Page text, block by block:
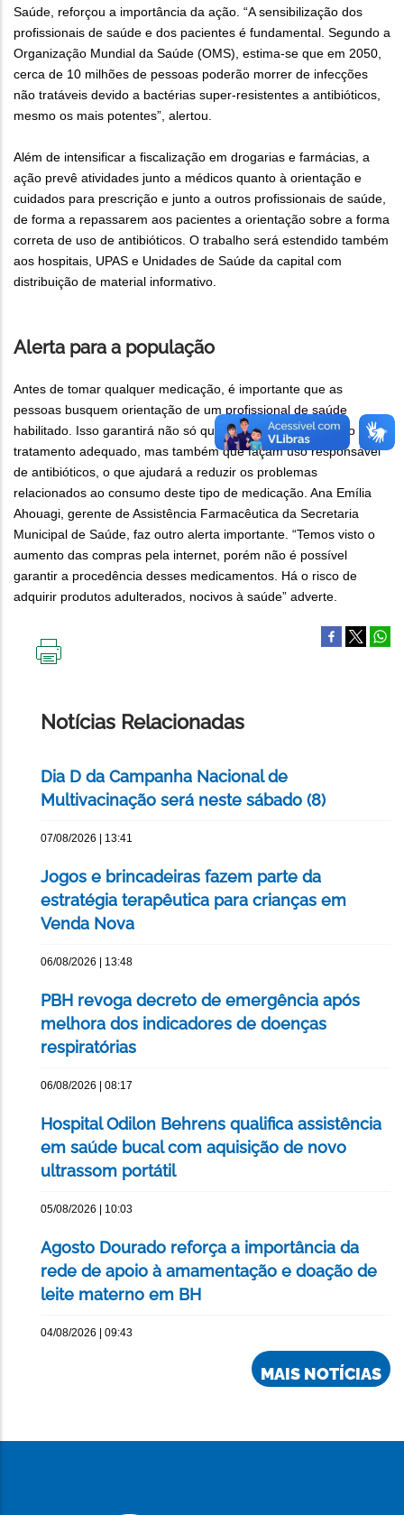
Saúde, reforçou a importância da ação. “A sensibilização dos
profissionais de saúde e dos pacientes é fundamental. Segundo a
Organização Mundial da Saúde (OMS), estima-se que em 2050,
cerca de 10 milhões de pessoas poderão morrer de infecções
não tratáveis devido a bactérias super-resistentes a antibióticos,
mesmo os mais potentes”, alertou.
Além de intensificar a fiscalização em drogarias e farmácias, a
ação prevê atividades junto a médicos quanto à orientação e
cuidados para prescrição e junto a outros profissionais de saúde,
de forma a repassarem aos pacientes a orientação sobre a forma
correta de uso de antibióticos. O trabalho será estendido também
aos hospitais, UPAS e Unidades de Saúde da capital com
distribuição de material informativo.
Alerta para a população
Antes de tomar qualquer medicação, é importante que as
pessoas busquem orientação de um profissional de saúde
habilitado. Isso garantirá não só que os pacientes tenham o
tratamento adequado, mas também que façam uso responsável
de antibióticos, o que ajudará a reduzir os problemas
relacionados ao consumo deste tipo de medicação. Ana Emília
Ahouagi, gerente de Assistência Farmacêutica da Secretaria
Municipal de Saúde, faz outro alerta importante. “Temos visto o
aumento das compras pela internet, porém não é possível
garantir a procedência desses medicamentos. Há o risco de
adquirir produtos adulterados, nocivos à saúde” adverte.
Notícias Relacionadas
Dia D da Campanha Nacional de
Multivacinação será neste sábado (8)
07/08/2026 | 13:41
Jogos e brincadeiras fazem parte da
estratégia terapêutica para crianças em
Venda Nova
06/08/2026 | 13:48
PBH revoga decreto de emergência após
melhora dos indicadores de doenças
respiratórias
06/08/2026 | 08:17
Hospital Odilon Behrens qualifica assistência
em saúde bucal com aquisição de novo
ultrassom portátil
05/08/2026 | 10:03
Agosto Dourado reforça a importância da
rede de apoio à amamentação e doação de
leite materno em BH
04/08/2026 | 09:43
MAIS NOTÍCIAS